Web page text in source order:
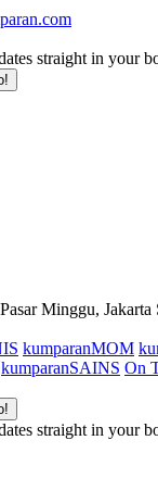
straight in your
Minggu, Jakarta
kumparanMOM
kumparanSAINS On
straight in your